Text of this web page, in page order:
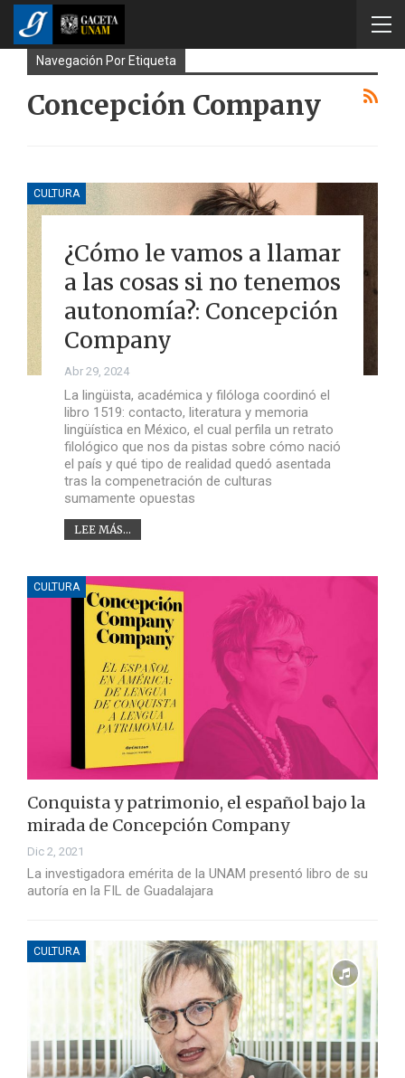
Navegación Por Etiqueta
Concepción Company
CULTURA
¿Cómo le vamos a llamar
a las cosas si no tenemos
autonomía?: Concepción
Company
Abr 29, 2024
La lingüista, académica y filóloga coordinó el
libro 1519: contacto, literatura y memoria
lingüística en México, el cual perfila un retrato
filológico que nos da pistas sobre cómo nació
el país y qué tipo de realidad quedó asentada
tras la compenetración de culturas
sumamente opuestas
LEE MÁS...
CULTURA
Conquista y patrimonio, el español bajo la
mirada de Concepción Company
Dic 2, 2021
La investigadora emérita de la UNAM presentó libro de su
autoría en la FIL de Guadalajara
CULTURA